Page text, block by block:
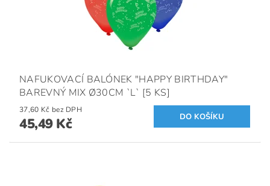
NAFUKOVACÍ BALÓNEK "HAPPY BIRTHDAY"
BAREVNÝ MIX Ø30CM `L` [5 KS]
37,60 Kč bez DPH
45,49 Kč